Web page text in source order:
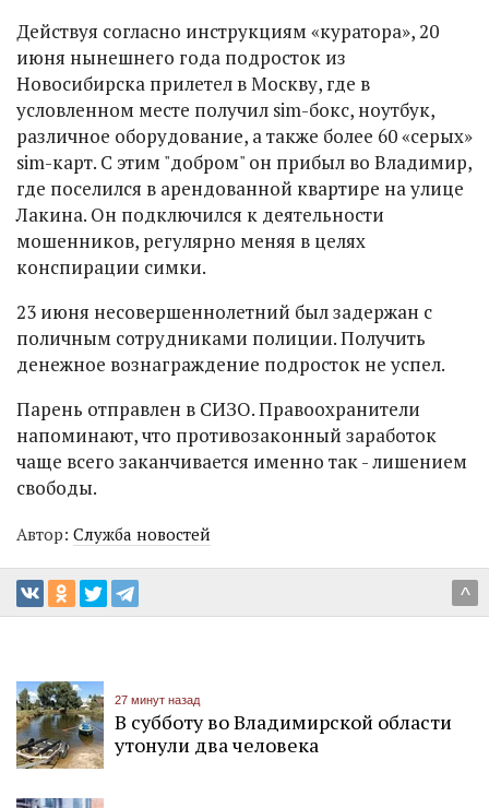
Действуя согласно инструкциям «куратора», 20
июня нынешнего года подросток из
Новосибирска прилетел в Москву, где в
условленном месте получил sim-бокс, ноутбук,
различное оборудование, а также более 60 «серых»
sim-карт. С этим "добром" он прибыл во Владимир,
где поселился в арендованной квартире на улице
Лакина. Он подключился к деятельности
мошенников, регулярно меняя в целях
конспирации симки.
23 июня несовершеннолетний был задержан с
поличным сотрудниками полиции. Получить
денежное вознаграждение подросток не успел.
Парень отправлен в СИЗО. Правоохранители
напоминают, что противозаконный заработок
чаще всего заканчивается именно так - лишением
свободы.
Автор: Служба новостей
^
27 минут назад
В субботу во Владимирской области
утонули два человека